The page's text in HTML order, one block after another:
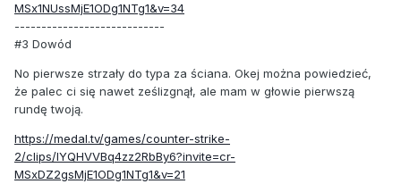
MSx1NUssMjE1ODg1NTg1&v=34
----------------------------
#3 Dowód
No pierwsze strzały do typa za ściana. Okej można powiedzieć,
że palec ci się nawet ześlizgnął, ale mam w głowie pierwszą
rundę twoją.
https://medal.tv/games/counter-strike-
2/clips/lYQHVVBq4zz2RbBy6?invite=cr-
MSxDZ2gsMjE1ODg1NTg1&v=21